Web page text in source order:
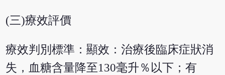
(三)療效評價
療效判別標準：顯效：治療後臨床症狀消
失，血糖含量降至130毫升％以下；有